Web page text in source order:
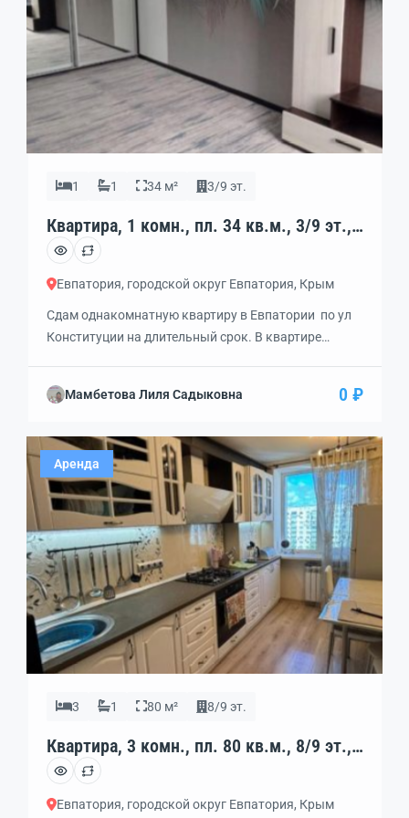
1 1 34 м² 3/9 эт.
Квартира, 1 комн., пл. 34 кв.м., 3/9 эт.,
код: 449580
Евпатория, городской округ Евпатория, Крым
Сдам однакомнатную квартиру в Евпатории по ул
Конституции на длительный срок. В квартире
транспорта. Исключительно без животных.
Мамбетова Лиля Садыковна 0 ₽
Аренда
3 1 80 м² 8/9 эт.
Квартира, 3 комн., пл. 80 кв.м., 8/9 эт.,
код: 452666
Евпатория, городской округ Евпатория, Крым